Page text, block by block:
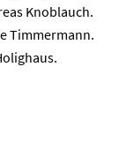
Knoblauch.
Timmermann.